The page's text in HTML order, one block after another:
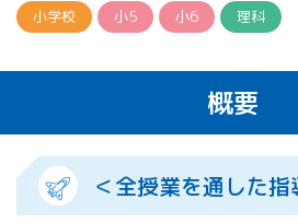
際）
ジア太平
地域宇宙
関会議
宙教育
All 分
小学校 小5 小6 理科
概要
＜全授業を通した指